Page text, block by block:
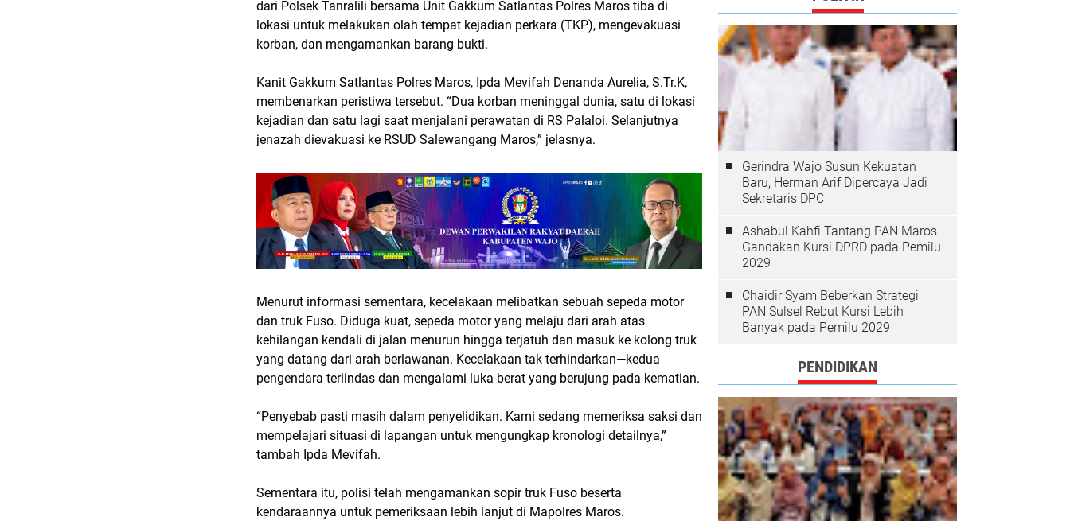
dari Polsek Tanralili bersama Unit Gakkum Satlantas Polres Maros tiba di
lokasi untuk melakukan olah tempat kejadian perkara (TKP), mengevakuasi
korban, dan mengamankan barang bukti.
Kanit Gakkum Satlantas Polres Maros, Ipda Mevifah Denanda Aurelia, S.Tr.K,
membenarkan peristiwa tersebut. “Dua korban meninggal dunia, satu di lokasi
kejadian dan satu lagi saat menjalani perawatan di RS Palaloi. Selanjutnya
jenazah dievakuasi ke RSUD Salewangang Maros,” jelasnya.
Menurut informasi sementara, kecelakaan melibatkan sebuah sepeda motor
dan truk Fuso. Diduga kuat, sepeda motor yang melaju dari arah atas
kehilangan kendali di jalan menurun hingga terjatuh dan masuk ke kolong truk
yang datang dari arah berlawanan. Kecelakaan tak terhindarkan—kedua
pengendara terlindas dan mengalami luka berat yang berujung pada kematian.
“Penyebab pasti masih dalam penyelidikan. Kami sedang memeriksa saksi dan
mempelajari situasi di lapangan untuk mengungkap kronologi detailnya,”
tambah Ipda Mevifah.
Sementara itu, polisi telah mengamankan sopir truk Fuso beserta
kendaraannya untuk pemeriksaan lebih lanjut di Mapolres Maros.
Gerindra Wajo Susun Kekuatan
Baru, Herman Arif Dipercaya Jadi
Sekretaris DPC
Ashabul Kahfi Tantang PAN Maros
Gandakan Kursi DPRD pada Pemilu
2029
Chaidir Syam Beberkan Strategi
PAN Sulsel Rebut Kursi Lebih
Banyak pada Pemilu 2029
PENDIDIKAN